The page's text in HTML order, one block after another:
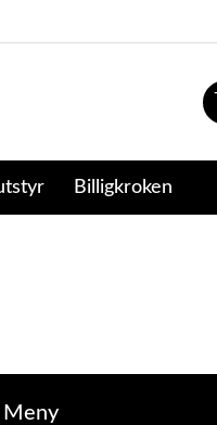
Billigkroken
Meny